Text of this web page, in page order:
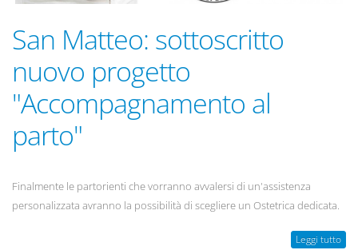
San Matteo: sottoscritto
nuovo progetto
"Accompagnamento al
parto"
Finalmente le partorienti che vorranno avvalersi di un'assistenza
personalizzata avranno la possibilità di scegliere un Ostetrica dedicata.
Leggi tutto